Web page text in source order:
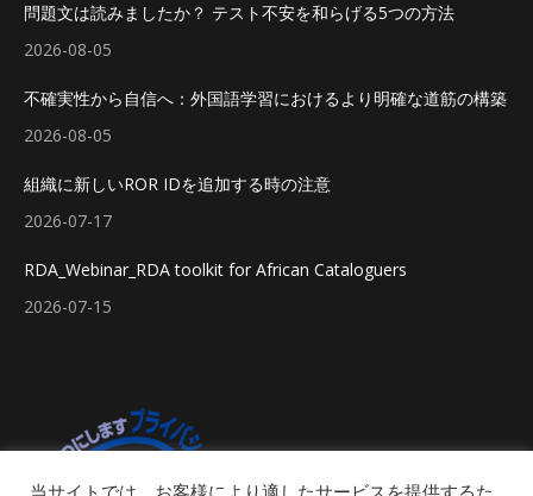
問題文は読みましたか？ テスト不安を和らげる5つの方法
2026-08-05
不確実性から自信へ：外国語学習におけるより明確な道筋の構築
2026-08-05
組織に新しいROR IDを追加する時の注意
2026-07-17
RDA_Webinar_RDA toolkit for African Cataloguers
2026-07-15
当サイトでは、お客様により適したサービスを提供するた